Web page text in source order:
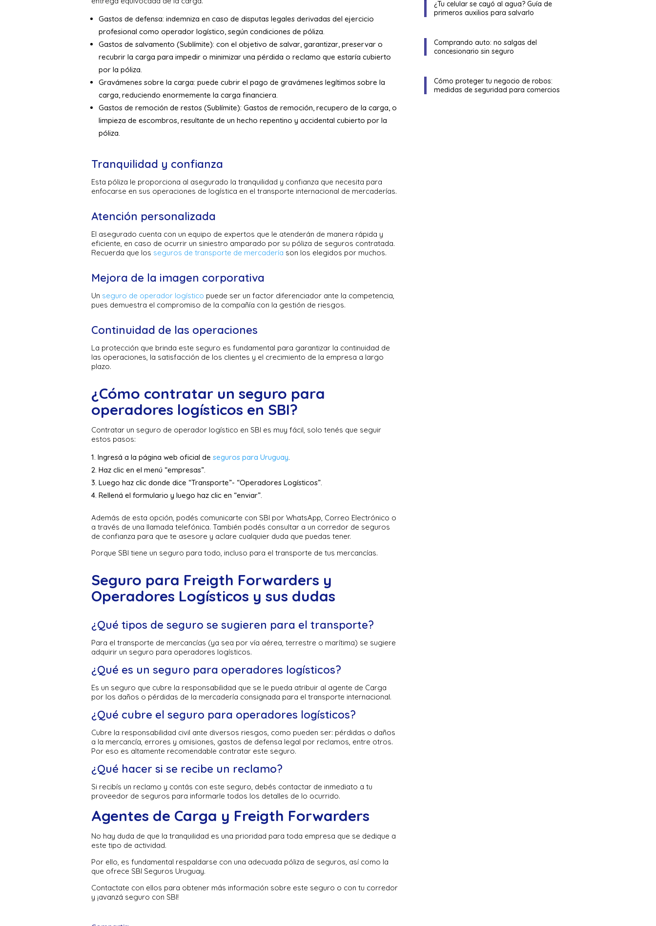
Gastos de defensa: indemniza en caso de disputas legales derivadas del ejercicio
profesional como operador logístico, según condiciones de póliza.
Gastos de salvamento (Sublímite): con el objetivo de salvar, garantizar, preservar o
recubrir la carga para impedir o minimizar una pérdida o reclamo que estaría cubierto
por la póliza.
Gravámenes sobre la carga: puede cubrir el pago de gravámenes legítimos sobre la
carga, reduciendo enormemente la carga financiera.
Gastos de remoción de restos (Sublímite): Gastos de remoción, recupero de la carga, o
limpieza de escombros, resultante de un hecho repentino y accidental cubierto por la
póliza.
Tranquilidad y confianza
Esta póliza le proporciona al asegurado la tranquilidad y confianza que necesita para
enfocarse en sus operaciones de logística en el transporte internacional de mercaderías.
Atención personalizada
El asegurado cuenta con un equipo de expertos que le atenderán de manera rápida y
eficiente, en caso de ocurrir un siniestro amparado por su póliza de seguros contratada.
Recuerda que los seguros de transporte de mercadería son los elegidos por muchos.
Mejora de la imagen corporativa
Un seguro de operador logístico puede ser un factor diferenciador ante la competencia,
pues demuestra el compromiso de la compañía con la gestión de riesgos.
Continuidad de las operaciones
La protección que brinda este seguro es fundamental para garantizar la continuidad de
las operaciones, la satisfacción de los clientes y el crecimiento de la empresa a largo
plazo.
¿Cómo contratar un seguro para
operadores logísticos en SBI?
Contratar un seguro de operador logístico en SBI es muy fácil, solo tenés que seguir
estos pasos:
Ingresá a la página web oficial de seguros para Uruguay.
Haz clic en el menú “empresas”.
Luego haz clic donde dice “Transporte”- “Operadores Logísticos”.
Rellená el formulario y luego haz clic en “enviar”.
Además de esta opción, podés comunicarte con SBI por WhatsApp, Correo Electrónico o
a través de una llamada telefónica. También podés consultar a un corredor de seguros
de confianza para que te asesore y aclare cualquier duda que puedas tener.
Porque SBI tiene un seguro para todo, incluso para el transporte de tus mercancías.
Seguro para Freigth Forwarders y
Operadores Logísticos y sus dudas
¿Qué tipos de seguro se sugieren para el transporte?
Para el transporte de mercancías (ya sea por vía aérea, terrestre o marítima) se sugiere
adquirir un seguro para operadores logísticos.
¿Qué es un seguro para operadores logísticos?
Es un seguro que cubre la responsabilidad que se le pueda atribuir al agente de Carga
por los daños o pérdidas de la mercadería consignada para el transporte internacional.
¿Qué cubre el seguro para operadores logísticos?
Cubre la responsabilidad civil ante diversos riesgos, como pueden ser: pérdidas o daños
a la mercancía, errores y omisiones, gastos de defensa legal por reclamos, entre otros.
Por eso es altamente recomendable contratar este seguro.
¿Qué hacer si se recibe un reclamo?
Si recibís un reclamo y contás con este seguro, debés contactar de inmediato a tu
proveedor de seguros para informarle todos los detalles de lo ocurrido.
Agentes de Carga y Freigth Forwarders
No hay duda de que la tranquilidad es una prioridad para toda empresa que se dedique a
este tipo de actividad.
Por ello, es fundamental respaldarse con una adecuada póliza de seguros, así como la
que ofrece SBI Seguros Uruguay.
Contactate con ellos para obtener más información sobre este seguro o con tu corredor
y ¡avanzá seguro con SBI!
¿Tu celular se cayó al agua? Guía de
primeros auxilios para salvarlo
Comprando auto: no salgas del
concesionario sin seguro
Cómo proteger tu negocio de robos:
medidas de seguridad para comercios